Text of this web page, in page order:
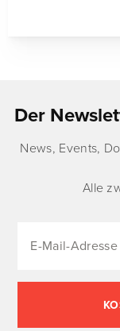
Der
News, Events,
Alle